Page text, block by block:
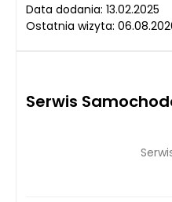
Data dodania: 13.02.2025
Ostatnia wizyta:
Serwis